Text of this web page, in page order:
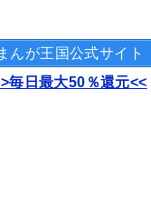
んが王国公式サイト
毎日最大50％還元<<